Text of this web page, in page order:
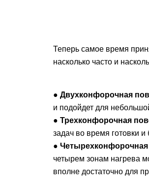
Теперь самое время
насколько часто и
● Двухконфорочная
и подойдет для
● Трехконфорочная
задач во время готовки и
● Четырехконфорочная
четырем зонам нагрева
вполне достаточно для